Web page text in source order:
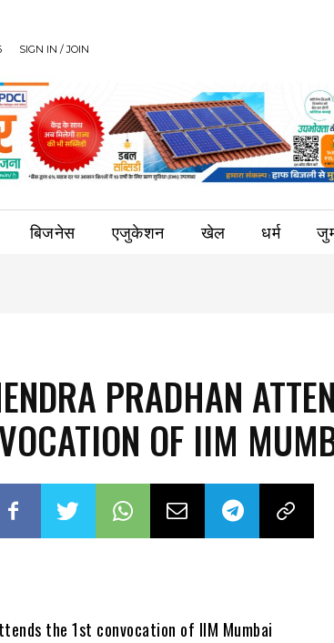
SIGN IN / JOIN
बिजनेस एजुकेशन खेल धर्म
PRADHAN
OF IIM
the 1st convocation of IIM Mumbai